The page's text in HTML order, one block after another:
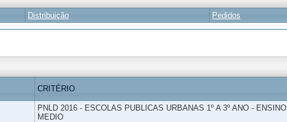
Distribuição Pedidos
CRITÉRIO
PNLD 2016 - ESCOLAS PUBLICAS URBANAS 1º A 3º ANO - ENSINO
MEDIO